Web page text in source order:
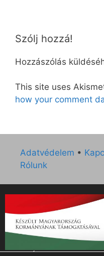
Szólj hozzá!
Hozzászólás
This site uses
how your comment
Adatvédelem •
Rólunk